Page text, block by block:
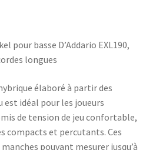
pour basse D’Addario EXL190,
longues
élaboré à partir des
est idéal pour les joueurs
de tension de jeu confortable,
compacts et percutants. Ces
pouvant mesurer jusqu’à